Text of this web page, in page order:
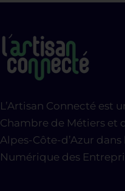
L’Artisan Connecté est
Chambre de Métiers et
Alpes-Côte-d’Azur
Numérique des